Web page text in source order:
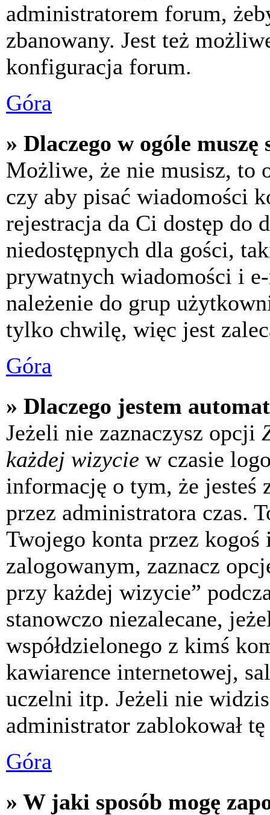
administratorem forum,
zbanowany. Jest też
konfiguracja forum.
Góra
» Dlaczego w ogóle
Możliwe, że nie musisz, to
czy aby pisać wiadomości
rejestracja da Ci dostęp do
niedostępnych dla gości,
prywatnych wiadomości i
należenie do grup
tylko chwilę, więc jest
Góra
» Dlaczego jestem
Jeżeli nie zaznaczysz opcji
każdej wizycie w czasie
informację o tym, że jesteś
przez administratora czas.
Twojego konta przez kogoś
zalogowanym, zaznacz
przy każdej wizycie”
stanowczo niezalecane,
współdzielonego z kimś
kawiarence internetowej,
uczelni itp. Jeżeli nie
administrator zablokował
Góra
» W jaki sposób mogę